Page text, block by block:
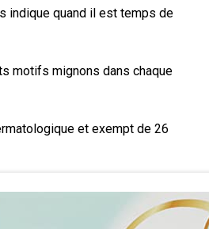
indique quand il est temps de
motifs mignons dans chaque
et exempt de 26